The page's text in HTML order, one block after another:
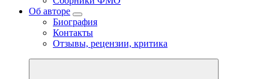
Об авторе
Биография
Контакты
Отзывы, рецензии, критика